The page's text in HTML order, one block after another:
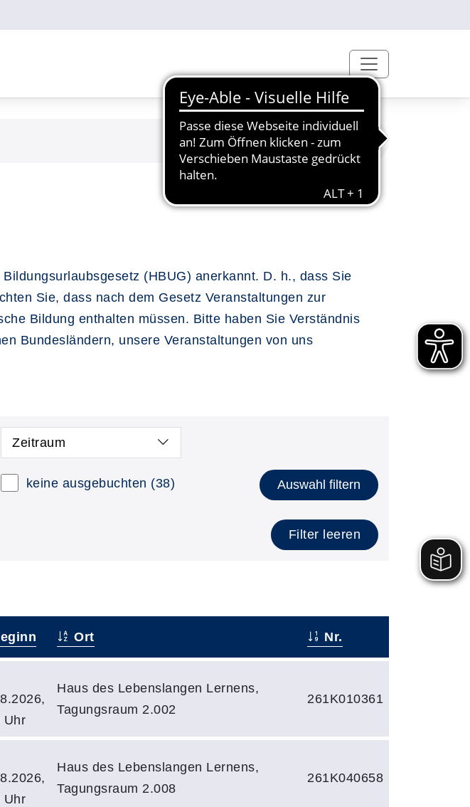
(HBUG) anerkannt. D. h., dass Sie
Sie, dass nach dem Gesetz Veranstaltungen zur
Bildung enthalten müssen. Bitte haben Sie Verständnis
Bundesländern, unsere Veranstaltungen von uns
Zeitraum
keine ausgebuchten (38) Auswahl filtern
Filter leeren
Ort Nr.
Uhr
Haus des Lebenslangen Lernens,
Tagungsraum 2.002
261K010361
Uhr
Haus des Lebenslangen Lernens,
Tagungsraum 2.008
261K040658